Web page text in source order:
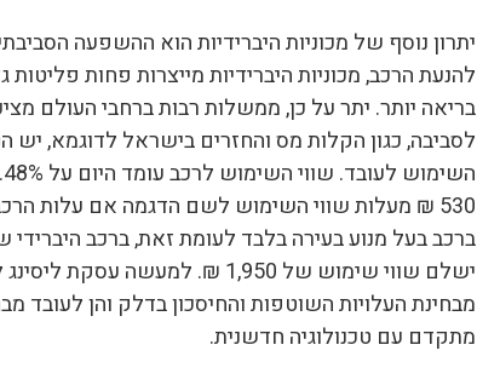
יתרון נוסף של מכוניות היברידיות הוא ההשפעה
להנעת הרכב, מכוניות היברידיות מייצרות פחות פליטות
בריאה יותר. יתר על כן, ממשלות רבות ברחבי העולם
לסביבה, כגון הקלות מס והחזרים בישראל לדוגמא, יש
ישלם שווי שימוש של 1,950 ₪.
מבחינת העלויות השוטפות והחיסכון בדלק והן לעובד
מתקדם עם טכנולוגיה חדשנית.